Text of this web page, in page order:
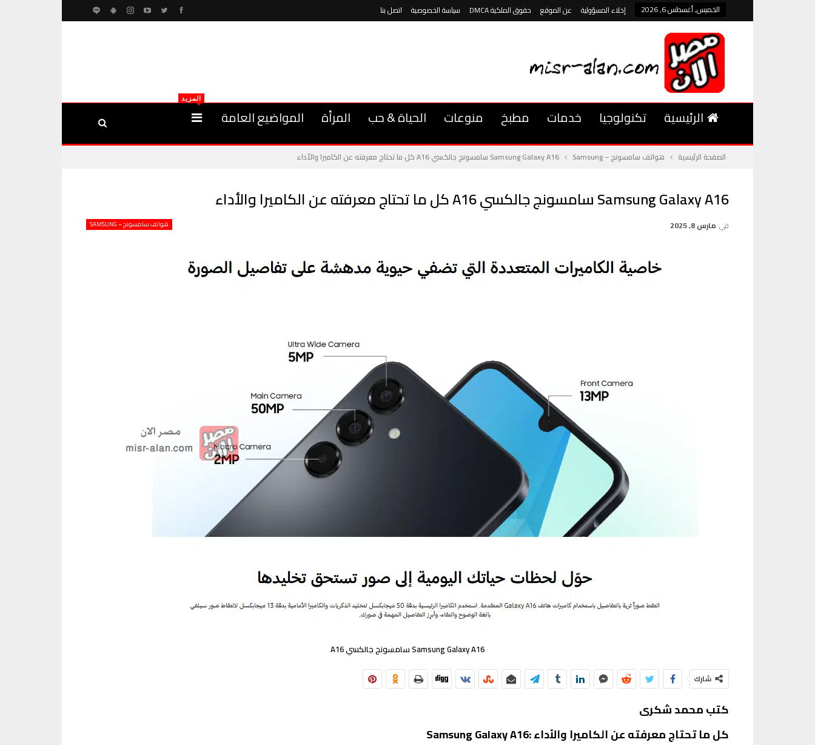
الخميس, أغسطس 6, 2026 إخلاء المسؤولية عن الموقع حقوق الملكية DMCA سياسة الخصوصية اتصل بنا
الرئيسية تكنولوجيا خدمات مطبخ منوعات الحياة & حب المرأة المواضيع العامة
المزيد
الصفحة الرئيسية هواتف سامسونج – Samsung Samsung Galaxy A16 سامسونج جالكسي A16 كل ما تحتاج معرفته عن الكاميرا والأداء
Samsung Galaxy A16 سامسونج جالكسي A16 كل ما تحتاج معرفته عن الكاميرا والأداء
هواتف سامسونج – SAMSUNG في مارس 8, 2025
Samsung Galaxy A16 سامسونج جالكسي A16
شارك
كتب محمد شكرى
Samsung Galaxy A16: كل ما تحتاج معرفته عن الكاميرا والأداء